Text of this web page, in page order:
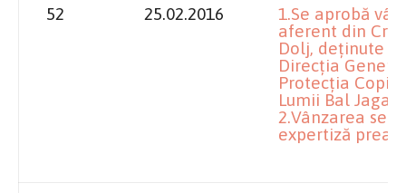
52 25.02.2016
1.Se aprobă
aferent din
Dolj, deținute
Direcția
Protecția
Lumii Bal Jagat
2.Vânzarea se
expertiză